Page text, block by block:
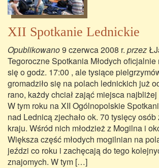
XII Spotkanie Lednickie
Opublikowano9 czerwca 2008 r. przez
Tegoroczne Spotkania Młodych oficjalnie
się o godz. 17:00 , ale tysiące
gromadziło się na polach lednickich już
rano, każdy chciał zająć miejsca najbliżej
W tym roku na XII Ogólnopolskie
nad Lednicą zjechało ok. 70 tysięcy osób
kraju. Wśród nich młodzież z Mogilna i
Większa część młodych mogilnian na
jeździ co roku i zachęcają do tego
znajomych. W tym […]